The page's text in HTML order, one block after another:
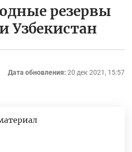
резервы
Узбекистан
Дата обновления: 20 дек 2021, 15:57